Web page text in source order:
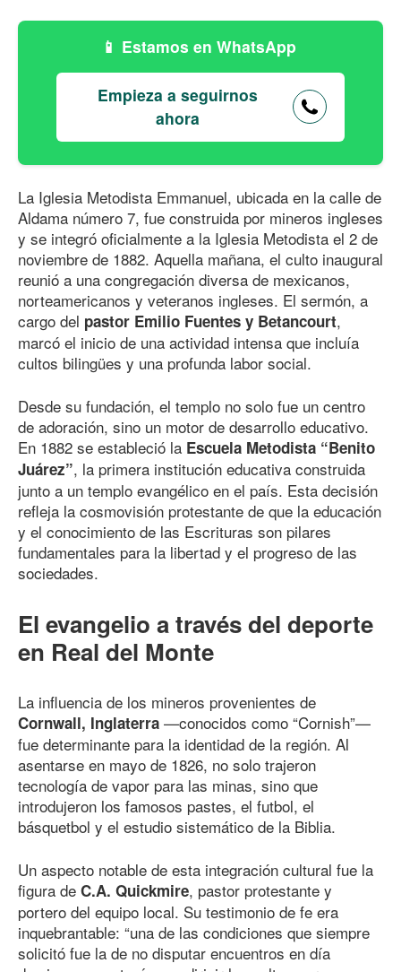
Estamos en WhatsApp
Empieza a seguirnos
ahora
La Iglesia Metodista Emmanuel, ubicada en la calle de
Aldama número 7, fue construida por mineros ingleses
y se integró oficialmente a la Iglesia Metodista el 2 de
noviembre de 1882. Aquella mañana, el culto inaugural
reunió a una congregación diversa de mexicanos,
norteamericanos y veteranos ingleses. El sermón, a
cargo del pastor Emilio Fuentes y Betancourt,
marcó el inicio de una actividad intensa que incluía
cultos bilingües y una profunda labor social.
Desde su fundación, el templo no solo fue un centro
de adoración, sino un motor de desarrollo educativo.
En 1882 se estableció la Escuela Metodista “Benito
Juárez”, la primera institución educativa construida
junto a un templo evangélico en el país. Esta decisión
refleja la cosmovisión protestante de que la educación
y el conocimiento de las Escrituras son pilares
fundamentales para la libertad y el progreso de las
sociedades.
El evangelio a través del deporte
en Real del Monte
La influencia de los mineros provenientes de
Cornwall, Inglaterra —conocidos como “Cornish”—
fue determinante para la identidad de la región. Al
asentarse en mayo de 1826, no solo trajeron
tecnología de vapor para las minas, sino que
introdujeron los famosos pastes, el futbol, el
básquetbol y el estudio sistemático de la Biblia.
Un aspecto notable de esta integración cultural fue la
figura de C.A. Quickmire, pastor protestante y
portero del equipo local. Su testimonio de fe era
inquebrantable: “una de las condiciones que siempre
solicitó fue la de no disputar encuentros en día